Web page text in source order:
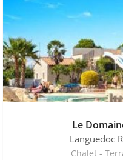
Le
Languedoc
Chalet -